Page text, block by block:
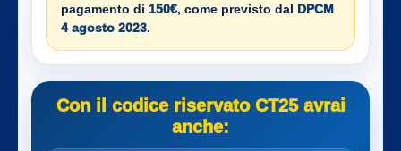
pagamento di 150€, come previsto dal DPCM
4 agosto 2023.
Con il codice riservato CT25 avrai
anche: